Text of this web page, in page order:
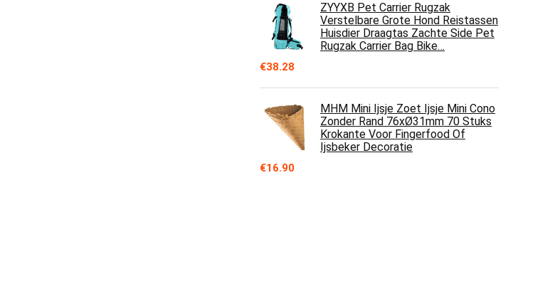
ZYYXB Pet Carrier Rugzak
Verstelbare Grote Hond Reistassen
Huisdier Draagtas Zachte Side Pet
Rugzak Carrier Bag Bike…
€38.28
MHM Mini Ijsje Zoet Ijsje Mini Cono
Zonder Rand 76xØ31mm 70 Stuks
Krokante Voor Fingerfood Of
Ijsbeker Decoratie
€16.90